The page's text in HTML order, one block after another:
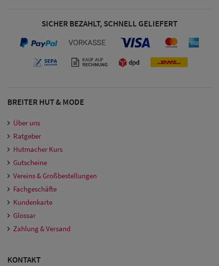
SICHER BEZAHLT, SCHNELL GELIEFERT
BREITER HUT & MODE
Über uns
Ratgeber
Hutmacher Kurs
Gutscheine
Vereins & Großbestellungen
Fachgeschäfte
Kundenkarte
Glossar
Zahlung & Versand
KONTAKT